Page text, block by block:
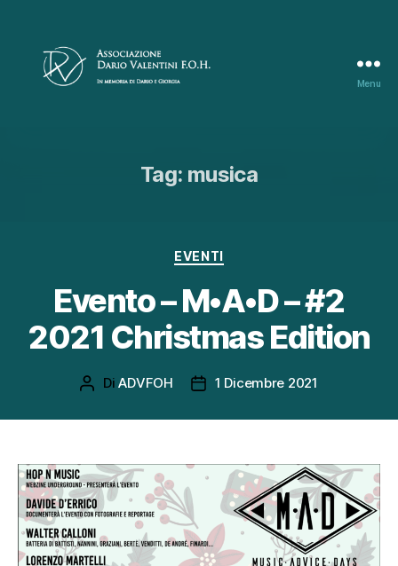
Menu
Tag: musica
Categorie
EVENTI
Evento – M•A•D – #2
2021 Christmas Edition
Autore
DiADVFOH
Data1 Dicembre 2021